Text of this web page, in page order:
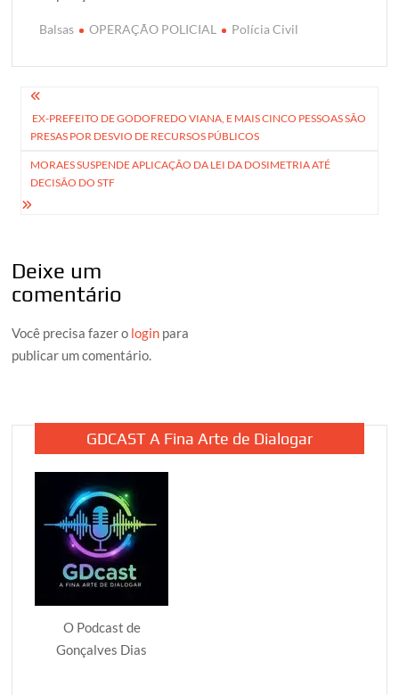
Balsas OPERAÇÃO POLICIAL Polícia Civil
Navegação
de
Post
EX-PREFEITO DE GODOFREDO VIANA, E MAIS CINCO PESSOAS SÃO
PRESAS POR DESVIO DE RECURSOS PÚBLICOS
MORAES SUSPENDE APLICAÇÃO DA LEI DA DOSIMETRIA ATÉ
DECISÃO DO STF
Deixe um
comentário
Você precisa fazer o login para
publicar um comentário.
GDCAST A Fina Arte de Dialogar
O Podcast de
Gonçalves Dias